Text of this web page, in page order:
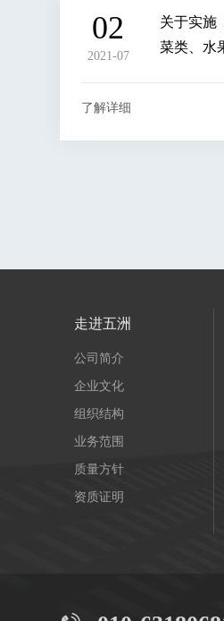
02
2021-07
关于实施
菜类、水
了解详细
走进五洲
公司简介
企业文化
组织结构
业务范围
质量方针
资质证明